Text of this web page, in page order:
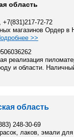
область
, +7(831)217-72-72
магазинов Ордер
>>
реализация
и области.
область
248-30-69
лаков, эмали